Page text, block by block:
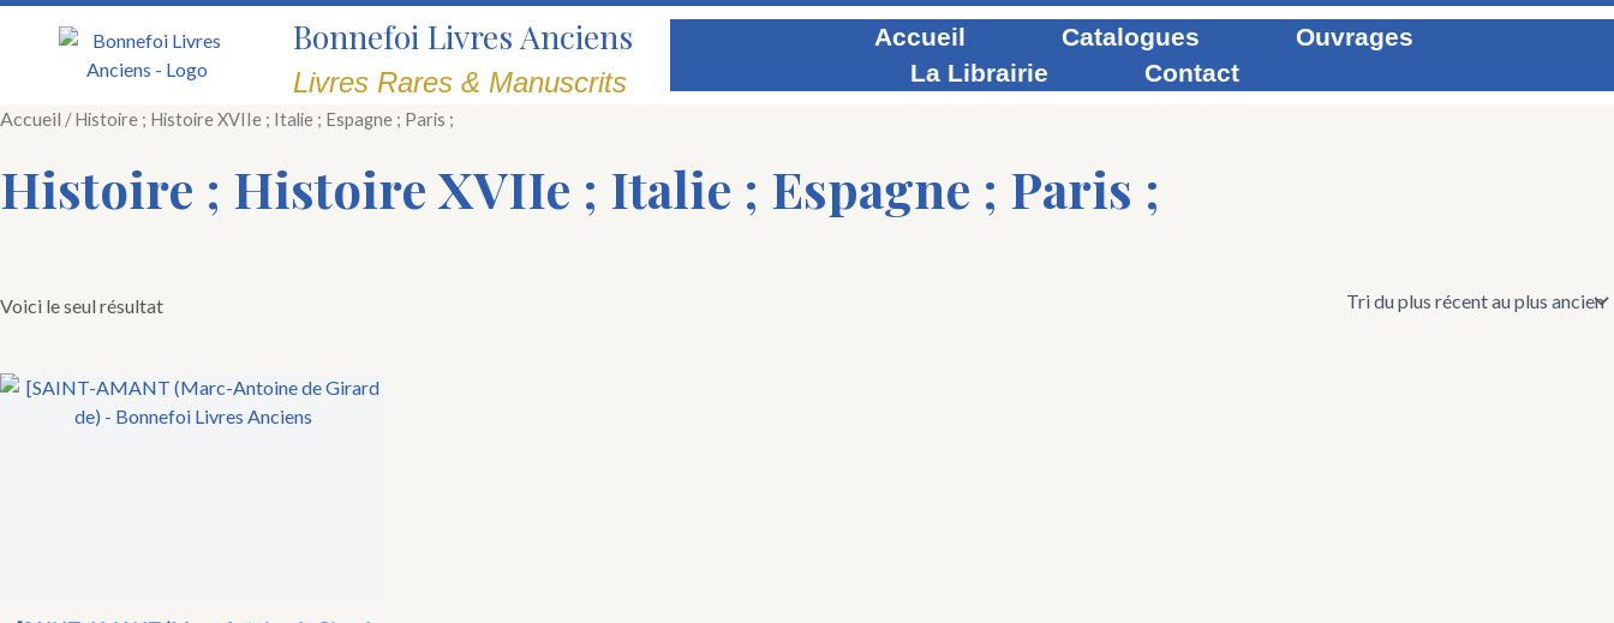
Aller
Bonnefoi Livres Anciens
Livres Rares & Manuscrits
Accueil Catalogues
Ouvrages
La Librairie
Contact
Accueil / Histoire ; Histoire XVIIe ; Italie ; Espagne ; Paris ;
Histoire ; Histoire XVIIe ; Italie ; Espagne ; Paris ;
Voici le seul résultat